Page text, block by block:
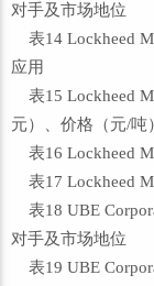
对手及市场地位
表14 Lockheed
应用
表15 Lockheed
元）、价格（元/吨
表16 Lockheed
表17 Lockheed
表18 UBE
对手及市场地位
表19 UBE